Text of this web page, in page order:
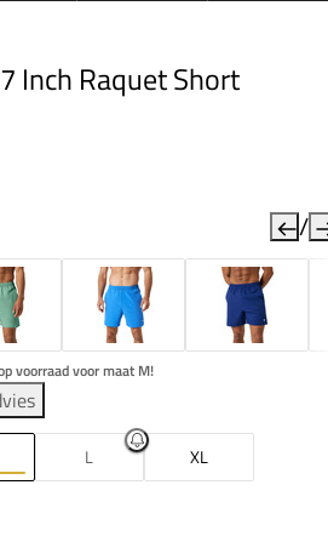
Inch Raquet Short
/
voorraad voor maat M!
L
XL